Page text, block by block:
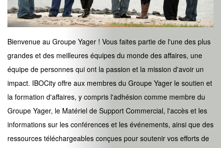
Bienvenue au Groupe Yager ! Vous faites partie de l'une des plus
grandes et des meilleures équipes du monde des affaires, une
équipe de personnes qui ont la passion et la mission d'avoir un
impact. IBOCity offre aux membres du Groupe Yager le soutien et
la formation d'affaires, y compris l'adhésion comme membre du
Groupe Yager, le Matériel de Support Commercial, l'accès et les
informations sur les conférences et les événements, ainsi que des
ressources téléchargeables conçues pour soutenir vos efforts de